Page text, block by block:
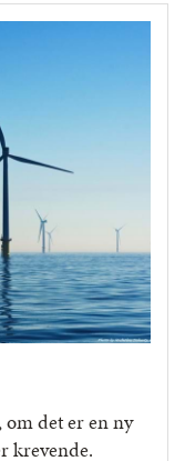
det er en ny
krevende.